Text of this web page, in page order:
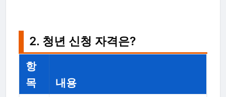
2. 청년 신청 자격은?
항
목
내용